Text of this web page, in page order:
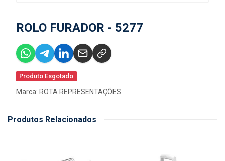
ROLO FURADOR - 5277
Produto Esgotado
Marca: ROTA REPRESENTAÇÕES
Produtos Relacionados